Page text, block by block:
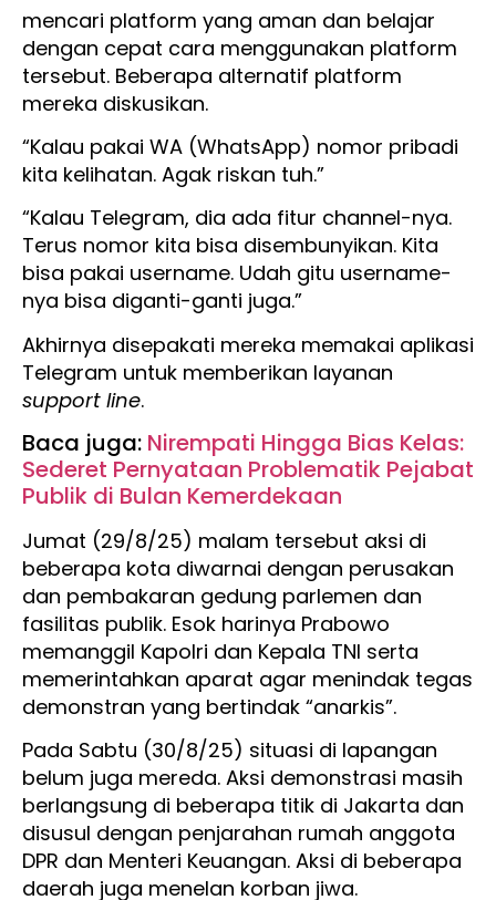
mencari platform yang aman dan belajar
dengan cepat cara menggunakan platform
tersebut. Beberapa alternatif platform
mereka diskusikan.
“Kalau pakai WA (WhatsApp) nomor pribadi
kita kelihatan. Agak riskan tuh.”
“Kalau Telegram, dia ada fitur channel-nya.
Terus nomor kita bisa disembunyikan. Kita
bisa pakai username. Udah gitu username-
nya bisa diganti-ganti juga.”
Akhirnya disepakati mereka memakai aplikasi
Telegram untuk memberikan layanan
support line.
Baca juga: Nirempati Hingga Bias Kelas:
Sederet Pernyataan Problematik Pejabat
Publik di Bulan Kemerdekaan
Jumat (29/8/25) malam tersebut aksi di
beberapa kota diwarnai dengan perusakan
dan pembakaran gedung parlemen dan
fasilitas publik. Esok harinya Prabowo
memanggil Kapolri dan Kepala TNI serta
memerintahkan aparat agar menindak tegas
demonstran yang bertindak “anarkis”.
Pada Sabtu (30/8/25) situasi di lapangan
belum juga mereda. Aksi demonstrasi masih
berlangsung di beberapa titik di Jakarta dan
disusul dengan penjarahan rumah anggota
DPR dan Menteri Keuangan. Aksi di beberapa
daerah juga menelan korban jiwa.